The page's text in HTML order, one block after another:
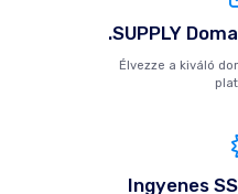
.SUPPLY
Élvezze a kiváló
Ingyenes